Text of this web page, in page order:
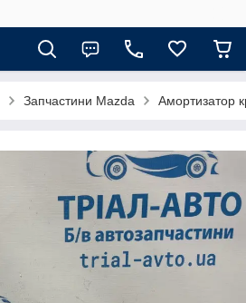
Запчастини Mazda Амортизатор